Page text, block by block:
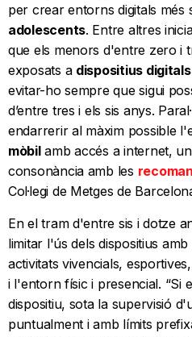
per crear entorns digitals més
adolescents. Entre altres
que els menors d'entre zero i
exposats a dispositius digitals
evitar-ho sempre que sigui
d’entre tres i els sis anys.
endarrerir al màxim possible
mòbilamb accés a internet,
consonància amb les
Col·legi de Metges de
En el tram d'entre sis i dotze
limitar l'ús dels dispositius
activitats vivencials,
i l'entorn físic i presencial. “Si
dispositiu, sota la supervisió
puntualment i amb límits